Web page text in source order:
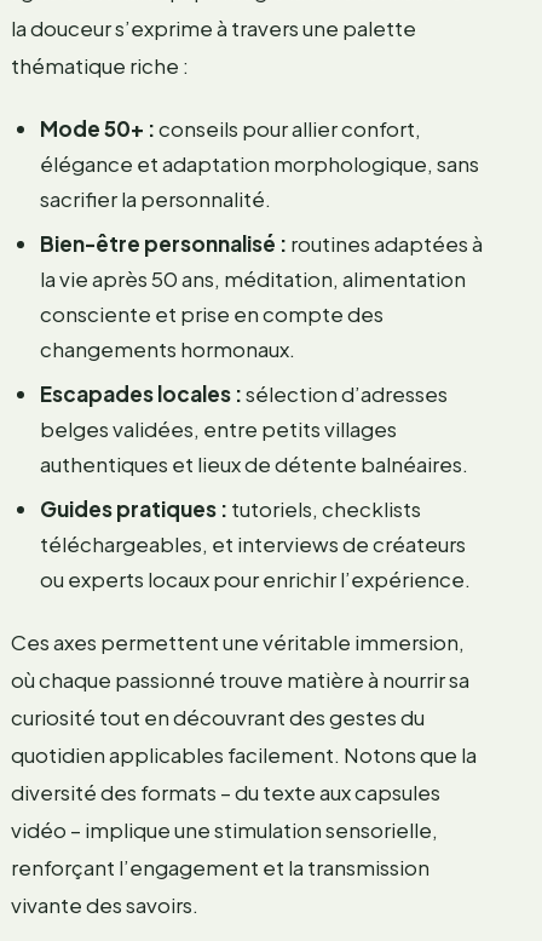
la douceur s’exprime à travers une palette
thématique riche :
Mode 50+ :conseils pour allier confort,
élégance et adaptation morphologique, sans
sacrifier la personnalité.
Bien-être personnalisé : routines adaptées à
la vie après 50 ans, méditation, alimentation
consciente et prise en compte des
changements hormonaux.
Escapades locales :sélection d’adresses
belges validées, entre petits villages
authentiques et lieux de détente balnéaires.
Guides pratiques : tutoriels, checklists
téléchargeables, et interviews de créateurs
ou experts locaux pour enrichir l’expérience.
Ces axes permettent une véritable immersion,
où chaque passionné trouve matière à nourrir sa
curiosité tout en découvrant des gestes du
quotidien applicables facilement. Notons que la
diversité des formats – du texte aux capsules
vidéo – implique une stimulation sensorielle,
renforçant l’engagement et la transmission
vivante des savoirs.